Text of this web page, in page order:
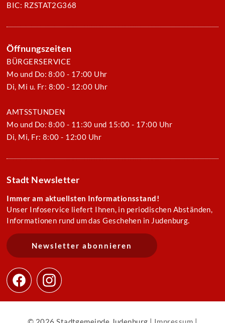
BIC: RZSTAT2G368
Öffnungszeiten
BÜRGERSERVICE
Mo und Do: 8:00 - 17:00 Uhr
Di, Mi u. Fr: 8:00 - 12:00 Uhr
AMTSSTUNDEN
Mo und Do: 8:00 - 11:30 und 15:00 - 17:00 Uhr
Di, Mi, Fr: 8:00 - 12:00 Uhr
Stadt Newsletter
Immer am aktuellsten Informationsstand!
Unser Infoservice liefert Ihnen, in periodischen Abständen,
Informationen rund um das Geschehen in Judenburg.
Newsletter abonnieren